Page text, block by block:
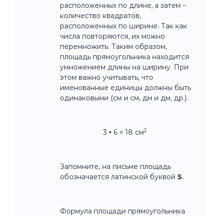
расположенных по длине, а затем -
количество квадратов,
расположенных по ширине. Так как
числа повторяются, их можно
перемножить. Таким образом,
площадь прямоугольника находится
умножением длины на ширину. При
этом важно учитывать, что
именованные единицы должны быть
одинаковыми (см и см, дм и дм, др.).
3 •6 = 18 см2
Запомните, на письме площадь
обозначается латинской буквой S.
Формула площади прямоугольника